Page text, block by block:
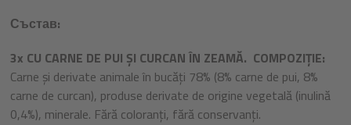
Състав:
3x CU CARNE DE PUI ȘI CURCAN ÎN ZEAMĂ. COMPOZIȚIE:
Carne și derivate animale în bucăți 78% (8% carne de pui, 8%
carne de curcan), produse derivate de origine vegetală (inulină
0,4%), minerale. Fără coloranți, fără conservanți.